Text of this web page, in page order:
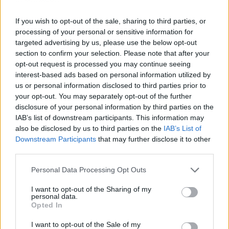
If you wish to opt-out of the sale, sharing to third parties, or
processing of your personal or sensitive information for
targeted advertising by us, please use the below opt-out
section to confirm your selection. Please note that after your
opt-out request is processed you may continue seeing
interest-based ads based on personal information utilized by
us or personal information disclosed to third parties prior to
your opt-out. You may separately opt-out of the further
disclosure of your personal information by third parties on the
IAB’s list of downstream participants. This information may
also be disclosed by us to third parties on the IAB’s List of
Downstream Participants that may further disclose it to other
Please note that this website/app uses one or more Google
not limited to your visit or usage behaviour. You may click to
grant or deny consent to Google and its third-party tags to
use your data for below specified purposes in below Google
consent section.
Personal Data Processing Opt Outs
I want to opt-out of the Sharing of my
personal data.
Opted In
I want to opt-out of the Sale of my
καλύπτουν περισσότερο τις ανάγκες χρηστών
δεδομένων από τον χρηματοοικονομικό τομέα
και, ίσως, την ακαδημαϊκή κοινότητα. Ο
χρηματοοικονομικός τομέας θα έχει τη
βεβαιότητα ότι χρησιμοποιεί την πιο πρόσφατη
διαθέσιμη πληροφόρηση για την οικονομία, αλλά
και θα έχει πλήρη εικόνα των αναθεωρήσεων
των στοιχείων. Η άμεση αυτή πρόσβαση σε
πληροφόρηση μειώνει την αβεβαιότητα,
Γιατί τελικά αφορούν κάθε πολίτη